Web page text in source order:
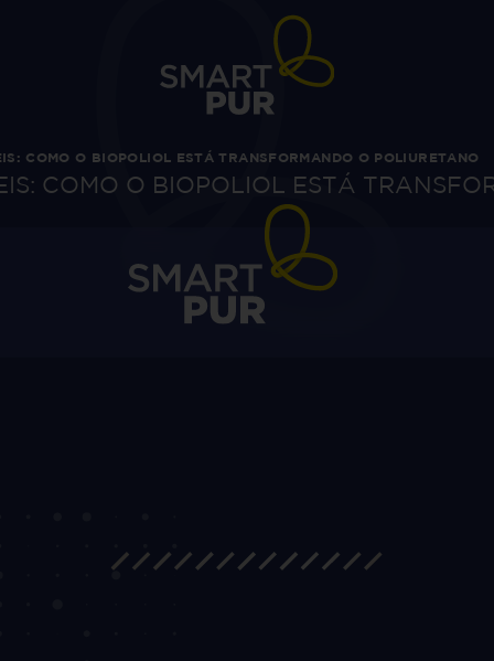
COMO O BIOPOLIOL ESTÁ TRANSFORMANDO O POLIURETANO
COMO O BIOPOLIOL ESTÁ